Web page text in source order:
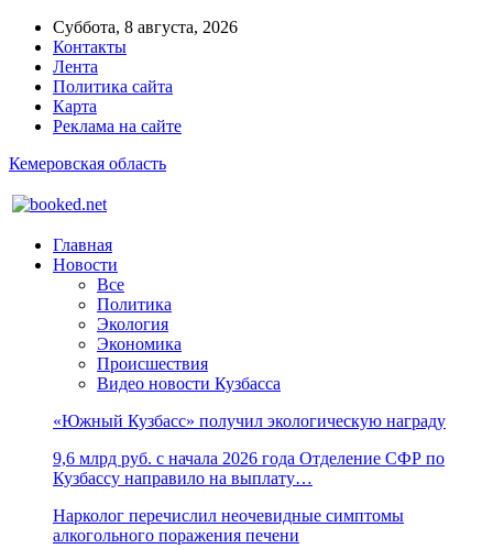
Суббота, 8 августа, 2026
Контакты
Лента
Политика сайта
Карта
Реклама на сайте
Кемеровская область
Главная
Новости
Все
Политика
Экология
Экономика
Происшествия
Видео новости Кузбасса
«Южный Кузбасс» получил экологическую награду
9,6 млрд руб. с начала 2026 года Отделение СФР по
Кузбассу направило на выплату…
Нарколог перечислил неочевидные симптомы
алкогольного поражения печени